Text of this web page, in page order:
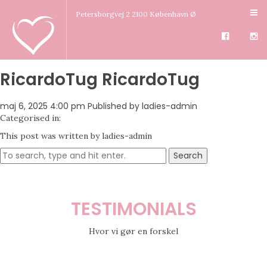
Petersborgvej 2 2100 København Ø
RicardoTug RicardoTug
maj 6, 2025 4:00 pm Published by ladies-admin
Categorised in:
This post was written by ladies-admin
Search
TESTIMONIALS
Hvor vi gør en forskel